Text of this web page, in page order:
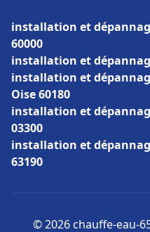
installation et
60000
installation et
installation et
Oise 60180
installation et
03300
installation et
63190
© 2026 chauffe-eau-